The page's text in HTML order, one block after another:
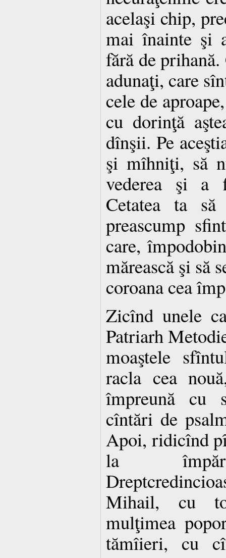
acelaşi chip,
mai înainte şi
fără de
adunaţi, care
cele de
cu dorinţă
dînşii. Pe
şi mîhniţi, să
vederea şi a
Cetatea ta
preascump
care,
mărească şi să
coroana cea
Zicînd unele
Patriarh
moaştele
racla cea
împreună cu
cîntări de
Apoi, ridicînd
la
Mihail, cu
mulţimea
tămîieri, cu